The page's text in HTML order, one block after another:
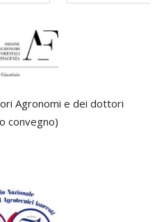
Agronomi e dei dottori
convegno)